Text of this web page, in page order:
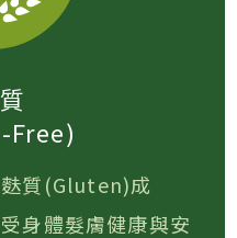
質(Gluten)成
身體髮膚健康與安